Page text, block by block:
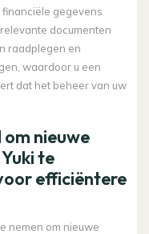
gegevens
documenten
raadplegen en
waardoor u een
dat het beheer van uw
nieuwe
te
efficiëntere
nemen om nieuwe